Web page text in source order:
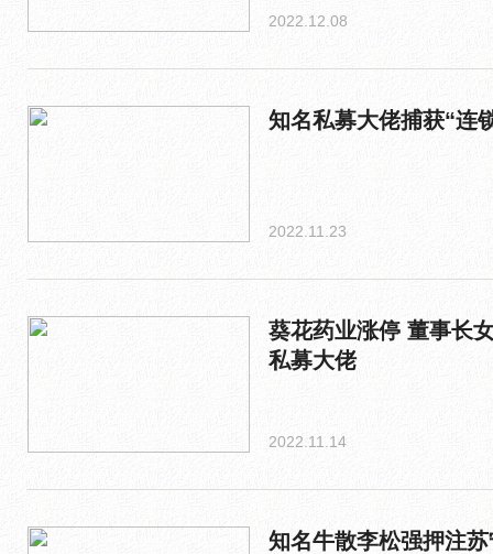
2022.12.08
知名私募大佬捕获“连
2022.11.23
葵花药业涨停 董事长
私募大佬
2022.11.14
知名牛散李松强押注